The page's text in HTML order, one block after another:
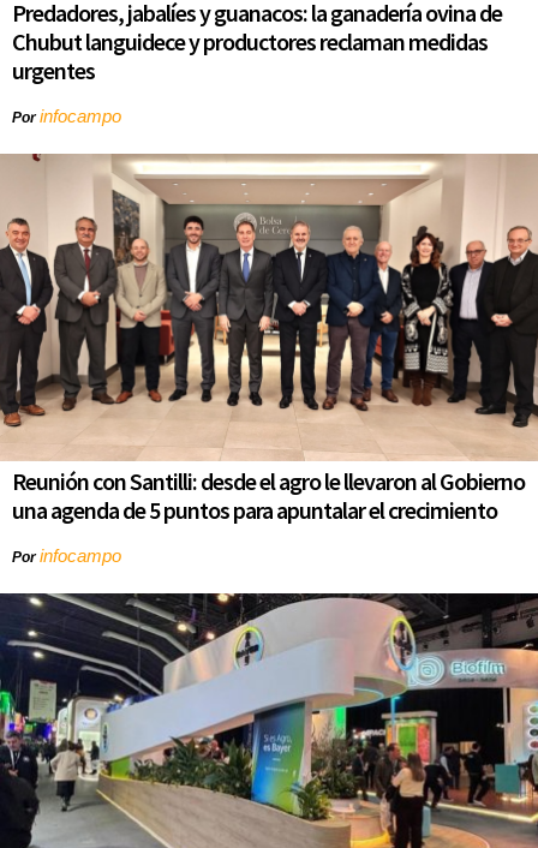
Predadores, jabalíes y guanacos: la ganadería ovina de
Chubut languidece y productores reclaman medidas
urgentes
Porinfocampo
Reunión con Santilli: desde el agro le llevaron al Gobierno
una agenda de 5 puntos para apuntalar el crecimiento
Porinfocampo